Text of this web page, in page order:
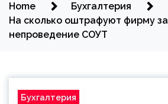
Home
Бухгалтерия
На сколько оштрафуют фирму за
непроведение СОУТ
Бухгалтерия